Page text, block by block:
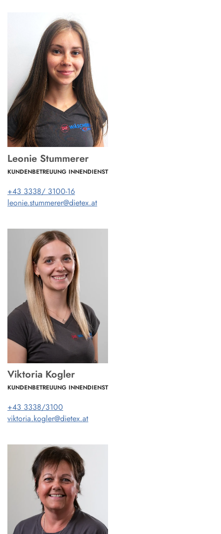
Leonie Stummerer
KUNDENBETREUUNG INNENDIENST
+43 3338/ 3100-16
leonie.stummerer@dietex.at
Viktoria Kogler
KUNDENBETREUUNG INNENDIENST
+43 3338/3100
viktoria.kogler@dietex.at